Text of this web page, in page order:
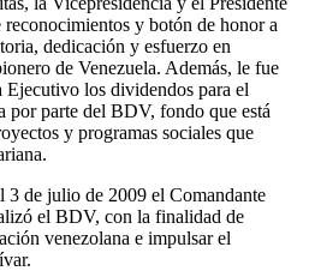
y botón de honor a
dedicación y esfuerzo en
de Venezuela. Además, le fue
Ejecutivo los dividendos para el
por parte del BDV, fondo que está
y programas sociales que
3 de julio de 2009 el Comandante
el BDV, con la finalidad de
venezolana e impulsar el